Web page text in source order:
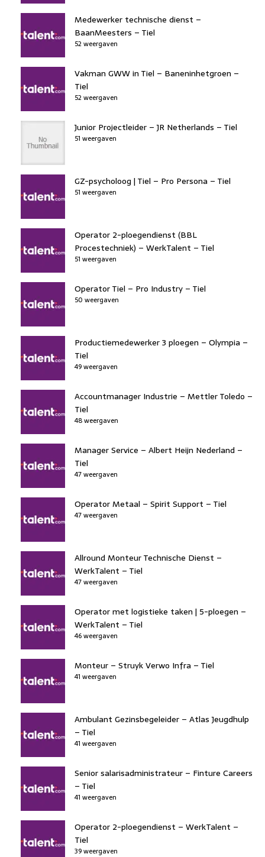
Medewerker technische dienst –
BaanMeesters – Tiel
52 weergaven
Vakman GWW in Tiel – Baneninhetgroen –
Tiel
52 weergaven
Junior Projectleider – JR Netherlands – Tiel
51 weergaven
GZ-psycholoog | Tiel – Pro Persona – Tiel
51 weergaven
Operator 2-ploegendienst (BBL
Procestechniek) – WerkTalent – Tiel
51 weergaven
Operator Tiel – Pro Industry – Tiel
50 weergaven
Productiemedewerker 3 ploegen – Olympia –
Tiel
49 weergaven
Accountmanager Industrie – Mettler Toledo –
Tiel
48 weergaven
Manager Service – Albert Heijn Nederland –
Tiel
47 weergaven
Operator Metaal – Spirit Support – Tiel
47 weergaven
Allround Monteur Technische Dienst –
WerkTalent – Tiel
47 weergaven
Operator met logistieke taken | 5-ploegen –
WerkTalent – Tiel
46 weergaven
Monteur – Struyk Verwo Infra – Tiel
41 weergaven
Ambulant Gezinsbegeleider – Atlas Jeugdhulp
– Tiel
41 weergaven
Senior salarisadministrateur – Finture Careers
– Tiel
41 weergaven
Operator 2-ploegendienst – WerkTalent –
Tiel
39 weergaven